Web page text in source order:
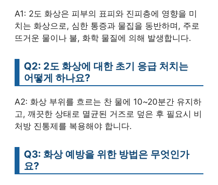
A1: 2도 화상은 피부의 표피와 진피층에 영향을 미
치는 화상으로, 심한 통증과 물집을 동반하며, 주로
뜨거운 물이나 불, 화학 물질에 의해 발생합니다.
Q2: 2도 화상에 대한 초기 응급 처치는
어떻게 하나요?
A2: 화상 부위를 흐르는 찬 물에 10~20분간 유지하
고, 깨끗한 상태로 멸균된 거즈로 덮은 후 필요시 비
처방 진통제를 복용해야 합니다.
Q3: 화상 예방을 위한 방법은 무엇인가
요?